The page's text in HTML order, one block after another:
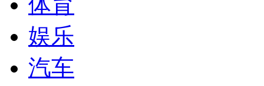
娱乐
汽车